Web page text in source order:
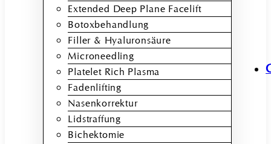
Extended Deep Plane Facelift
Botoxbehandlung
Filler & Hyaluronsäure
Microneedling
Platelet Rich Plasma
Fadenlifting
Nasenkorrektur
Lidstraffung
Bichektomie